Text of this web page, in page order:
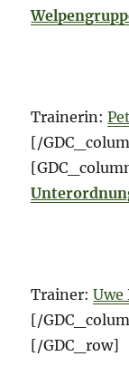
Trainerin:
[/
Trainer:Uwe
[/
[/GDC_row]